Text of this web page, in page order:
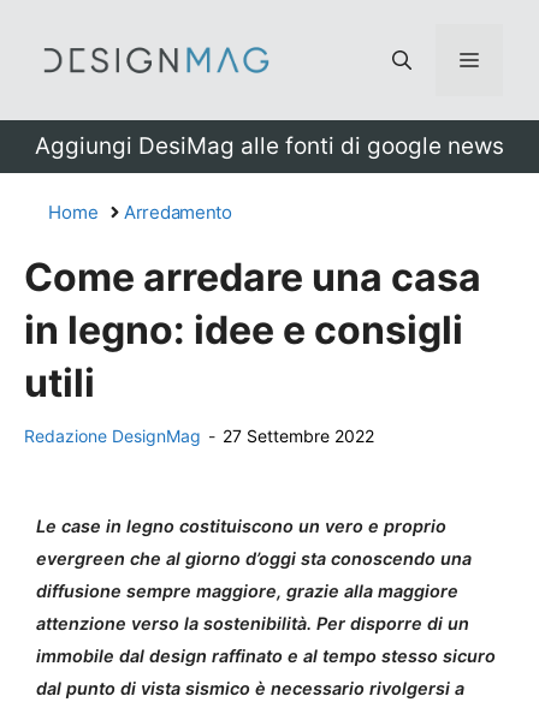
Menu
Aggiungi DesiMag alle fonti di google news
Home Arredamento
Come arredare una casa
in legno: idee e consigli
utili
Redazione DesignMag - 27 Settembre 2022
Le case in legno costituiscono un vero e proprio
evergreen che al giorno d’oggi sta conoscendo una
diffusione sempre maggiore, grazie alla maggiore
attenzione verso la sostenibilità. Per disporre di un
immobile dal design raffinato e al tempo stesso sicuro
dal punto di vista sismico è necessario rivolgersi a